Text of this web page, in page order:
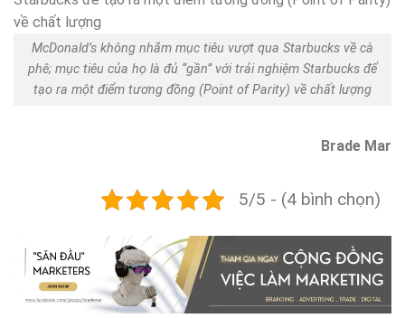
McDonald’s không nhắm mục tiêu vượt qua Starbucks về cà
phê; mục tiêu của họ là đủ “gần” với trải nghiệm Starbucks để
tạo ra một điểm tương đồng (Point of Parity) về chất lượng
Brade Mar
5/5 - (4 bình chọn)